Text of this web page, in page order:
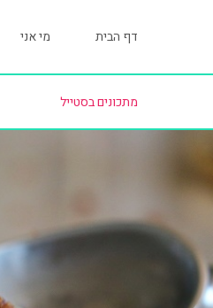
דף הבית מי אני
מתכונים בסטייל